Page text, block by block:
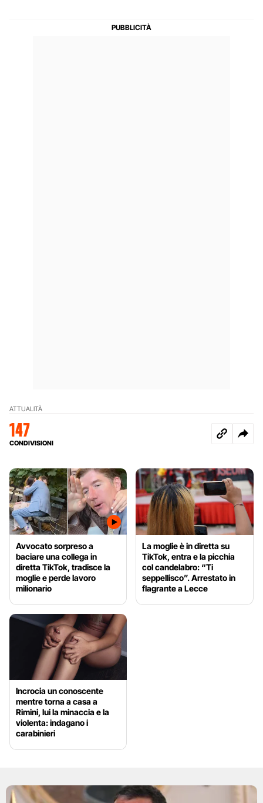
ATTUALITÀ
147
CONDIVISIONI
Avvocato sorpreso a
baciare una collega in
diretta TikTok, tradisce la
moglie e perde lavoro
milionario
La moglie è in diretta su
TikTok, entra e la picchia
col candelabro: “Ti
seppellisco”. Arrestato in
flagrante a Lecce
Incrocia un conoscente
mentre torna a casa a
Rimini, lui la minaccia e la
violenta: indagano i
carabinieri